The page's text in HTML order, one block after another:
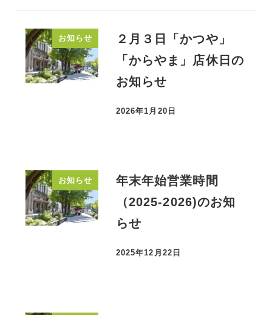
お知らせ
２月３日「かつや」
「からやま」店休日の
お知らせ
投稿日
2026年1月20日
お知らせ
年末年始営業時間
（2025-2026)のお知
らせ
投稿日
2025年12月22日